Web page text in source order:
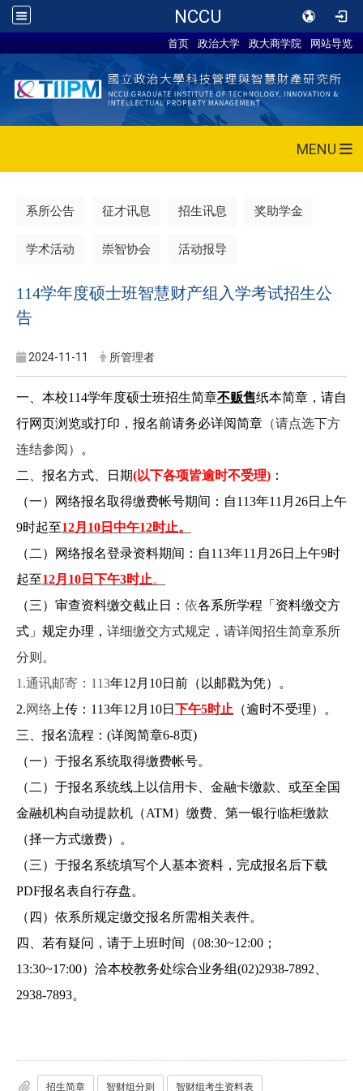
NCCU
首页 政治大学 政大商学院 网站导览
MENU
系所公告 征才讯息 招生讯息 奖助学金
学术活动 崇智协会 活动报导
114学年度硕士班智慧财产组入学考试招生公
告
2024-11-11 所管理者
一、 本校114学年度硕士班招生简章不贩售纸本简章，请自
行网页浏览或打印，报名前请务必详阅简章 （请点选下方
连结参阅）
。
二、报名方式、日期(以下各项皆逾时不受理) ：
（一）网络报名取得缴费帐号期间：自113年11月26日上午
9时起至12月10 日 中午12时止。
（二）网络报名登录资料期间：自113年11月26日上午9时
起至12月10日下午3时止。
（三）审查资料缴交截止日： 依各系所学程「资料缴交方
式」规定办理， 详细缴交方式规定，请详阅招生简章系所
分则。
1.通讯邮寄：113年12月10日前（以邮戳为凭）。
2.网络 上传：113年12月10日 下午5时止 （逾时不受理）。
三、报名流程：(详阅简章6-8页)
（一）于报名系统取得缴费帐号。
（二）于报名系统线上以信用卡、金融卡缴款、或至全国
金融机构自动提款机（ATM）缴费、第一银行临柜缴款
（择一方式缴费）。
（三）于报名系统填写个人基本资料，完成报名后下载
PDF报名表自行存盘。
（四）依系所规定缴交报名所需相关表件。
四、若有疑问，请于上班时间（08:30~12:00；
13:30~17:00）洽本校教务处综合业务组(02)2938-7892、
2938-7893。
招生简章 智财组分则 智财组考生资料表